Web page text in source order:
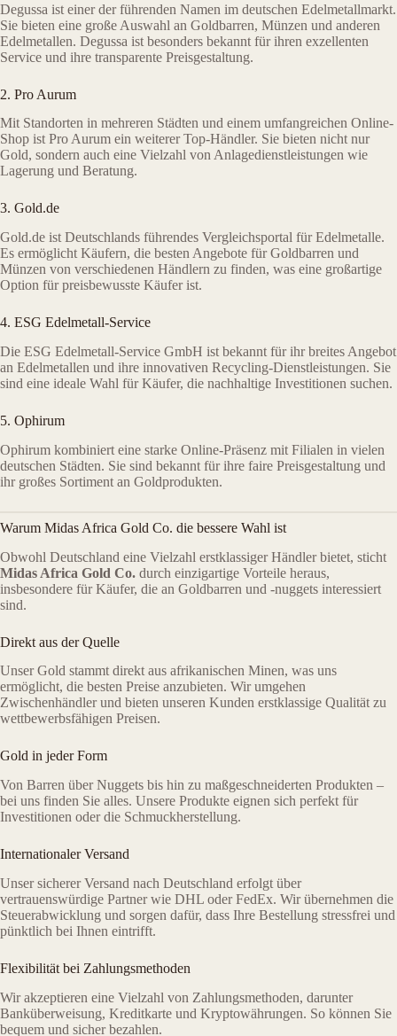
Degussa ist einer der führenden Namen im deutschen Edelmetallmarkt.
Sie bieten eine große Auswahl an Goldbarren, Münzen und anderen
Edelmetallen. Degussa ist besonders bekannt für ihren exzellenten
Service und ihre transparente Preisgestaltung.
2. Pro Aurum
Mit Standorten in mehreren Städten und einem umfangreichen Online-
Shop ist Pro Aurum ein weiterer Top-Händler. Sie bieten nicht nur
Gold, sondern auch eine Vielzahl von Anlagedienstleistungen wie
Lagerung und Beratung.
3. Gold.de
Gold.de ist Deutschlands führendes Vergleichsportal für Edelmetalle.
Es ermöglicht Käufern, die besten Angebote für Goldbarren und
Münzen von verschiedenen Händlern zu finden, was eine großartige
Option für preisbewusste Käufer ist.
4. ESG Edelmetall-Service
Die ESG Edelmetall-Service GmbH ist bekannt für ihr breites Angebot
an Edelmetallen und ihre innovativen Recycling-Dienstleistungen. Sie
sind eine ideale Wahl für Käufer, die nachhaltige Investitionen suchen.
5. Ophirum
Ophirum kombiniert eine starke Online-Präsenz mit Filialen in vielen
deutschen Städten. Sie sind bekannt für ihre faire Preisgestaltung und
ihr großes Sortiment an Goldprodukten.
Warum Midas Africa Gold Co. die bessere Wahl ist
Obwohl Deutschland eine Vielzahl erstklassiger Händler bietet, sticht
Midas Africa Gold Co. durch einzigartige Vorteile heraus,
insbesondere für Käufer, die an Goldbarren und -nuggets interessiert
sind.
Direkt aus der Quelle
Unser Gold stammt direkt aus afrikanischen Minen, was uns
ermöglicht, die besten Preise anzubieten. Wir umgehen
Zwischenhändler und bieten unseren Kunden erstklassige Qualität zu
wettbewerbsfähigen Preisen.
Gold in jeder Form
Von Barren über Nuggets bis hin zu maßgeschneiderten Produkten –
bei uns finden Sie alles. Unsere Produkte eignen sich perfekt für
Investitionen oder die Schmuckherstellung.
Internationaler Versand
Unser sicherer Versand nach Deutschland erfolgt über
vertrauenswürdige Partner wie DHL oder FedEx. Wir übernehmen die
Steuerabwicklung und sorgen dafür, dass Ihre Bestellung stressfrei und
pünktlich bei Ihnen eintrifft.
Flexibilität bei Zahlungsmethoden
Wir akzeptieren eine Vielzahl von Zahlungsmethoden, darunter
Banküberweisung, Kreditkarte und Kryptowährungen. So können Sie
bequem und sicher bezahlen.